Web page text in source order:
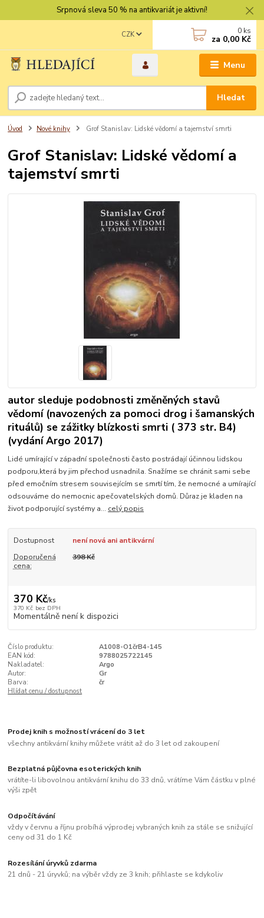
Srpnová sleva 50 % na antikvariát je aktivní!
Menu
CZK
Hledat
0 ks
za 0,00 Kč
Úvod Nové knihy Grof Stanislav: Lidské vědomí a tajemství smrti
Grof Stanislav: Lidské vědomí a
tajemství smrti
autor sleduje podobnosti změněných stavů
vědomí (navozených za pomoci drog i šamanských
rituálů) se zážitky blízkosti smrti ( 373 str. B4)
(vydání Argo 2017)
Lidé umírající v západní společnosti často postrádají účinnou lidskou
podporu,která by jim přechod usnadnila. Snažíme se chránit sami sebe
před emočním stresem souvisejícím se smrtí tím, že nemocné a umírající
odsouváme do nemocnic apečovatelských domů. Důraz je kladen na
život podporující systémy a... celý popis
Dostupnost
není nová ani antikvární
Doporučená
cena:
398 Kč
370 Kč/ks
370 Kč bez DPH
Momentálně není k dispozici
Číslo produktu:
A1008-O1črB4-145
EAN kód:
9788025722145
Nakladatel:
Argo
Autor:
Gr
Barva:
čr
Hlídat cenu / dostupnost
Prodej knih s možností vrácení do 3 let
všechny antikvární knihy můžete vrátit až do 3 let od zakoupení
Bezplatná půjčovna esoterických knih
vrátíte-li libovolnou antikvární knihu do 33 dnů, vrátíme Vám částku v plné
výši zpět
Odpočítávání
vždy v červnu a říjnu probíhá výprodej vybraných knih za stále se snižující
ceny od 31 do 1 Kč
Rozesílání úryvků zdarma
21 dnů - 21 úryvků; na výběr vždy ze 3 knih; přihlaste se kdykoliv